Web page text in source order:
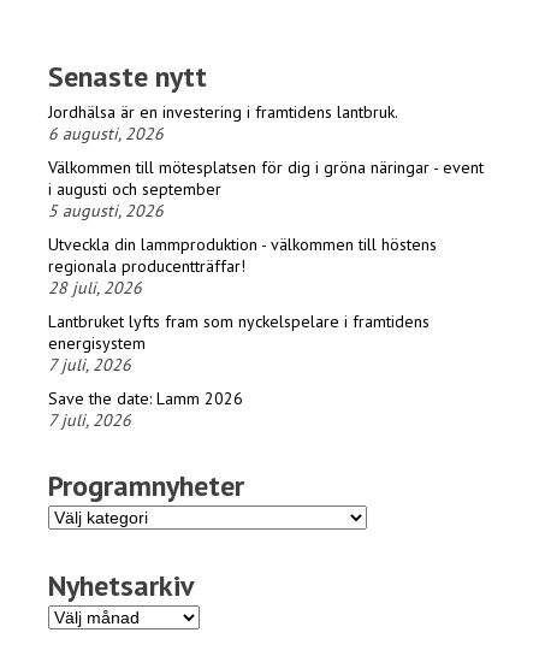
Senaste nytt
Jordhälsa är en investering i framtidens lantbruk.
6 augusti, 2026
Välkommen till mötesplatsen för dig i gröna näringar - event
i augusti och september
5 augusti, 2026
Utveckla din lammproduktion - välkommen till höstens
regionala producentträffar!
28 juli, 2026
Lantbruket lyfts fram som nyckelspelare i framtidens
energisystem
7 juli, 2026
Save the date: Lamm 2026
7 juli, 2026
Programnyheter
Programnyheter
Nyhetsarkiv
Nyhetsarkiv